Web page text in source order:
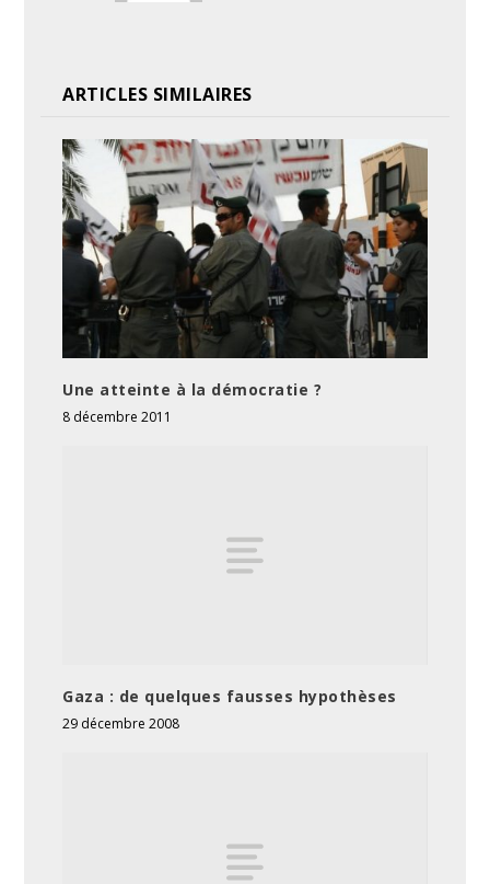
ARTICLES SIMILAIRES
Une atteinte à la démocratie ?
8 décembre 2011
Gaza : de quelques fausses hypothèses
29 décembre 2008